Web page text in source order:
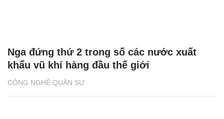
CÔNG NGHỆ QUÂN SỰ
Nga đứng thứ 2 trong số các nước xuất
khẩu vũ khí hàng đầu thế giới